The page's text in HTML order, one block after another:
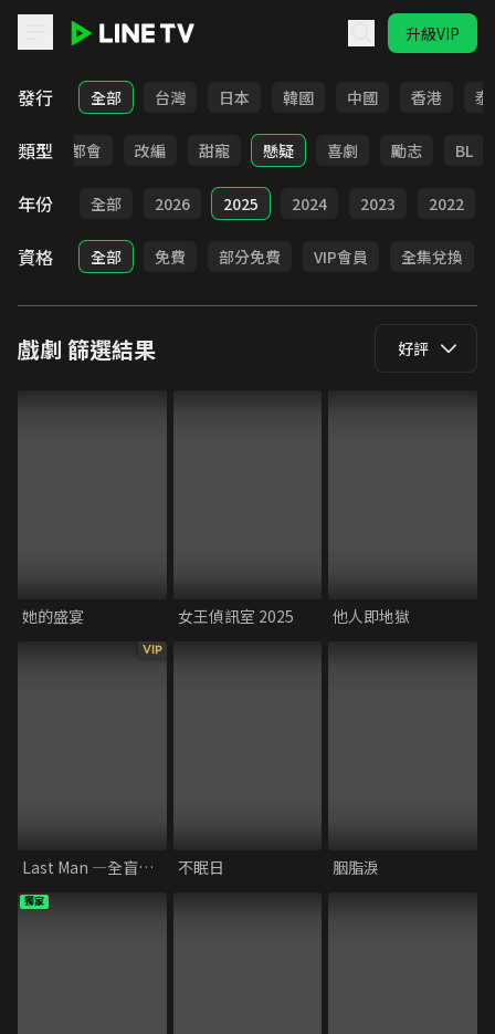
升級VIP
LINE TV - 戲劇
發行 全部 台灣 日本 韓國 中國 香港 泰
類型
愛情 都會 改編 甜寵 懸疑 喜劇 勵志 BL
年份 全部 2026 2025 2024 2023 2022
資格 全部 免費 部分免費 VIP會員 全集兌換
戲劇 篩選結果 好評
她的盛宴 女王偵訊室 2025 他人即地獄
VIP
Last Man ―全盲搜查官－ FAKE/TRUTH 不眠日 胭脂淚
獨家